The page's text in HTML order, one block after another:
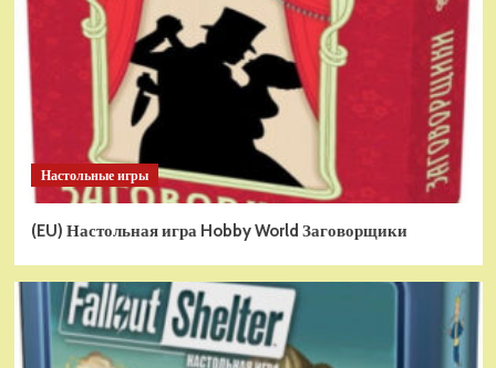
Настольные игры
(EU) Настольная игра Hobby World Заговорщики